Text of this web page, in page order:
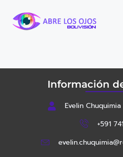
Información
Evelin
+591